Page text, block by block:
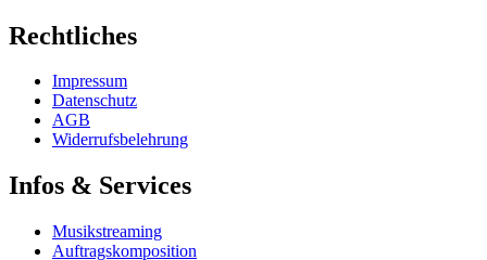
Rechtliches
Impressum
Datenschutz
AGB
Widerrufsbelehrung
Infos & Services
Musikstreaming
Auftragskomposition